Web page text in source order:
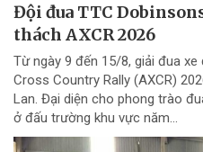
Đội đua TTC
thách AXCR 2026
Từ ngày 9 đến 15/8, giải đua
Cross Country Rally (AXCR)
Lan. Đại diện cho phong trào
ở đấu trường khu vực năm...